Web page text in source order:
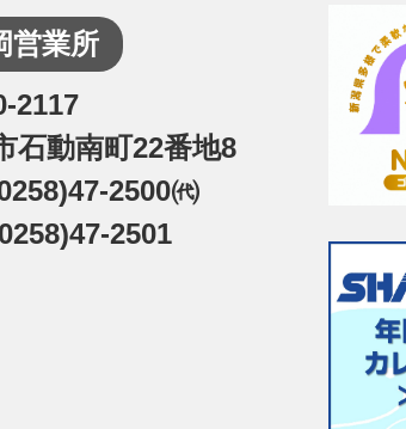
営業所
2117
石動南町22番地8
2500㈹
2501